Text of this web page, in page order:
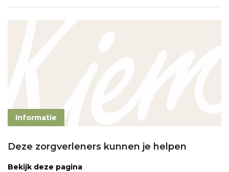
Informatie
Deze zorgverleners kunnen je helpen
Bekijk deze pagina